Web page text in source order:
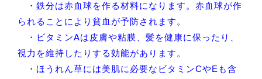
・鉄分は赤血球を作る材料になります。赤血球が作
られることにより貧血が予防されます。
・ビタミンAは皮膚や粘膜、髪を健康に保ったり、
視力を維持したりする効能があります。
・ほうれん草には美肌に必要なビタミンCやEも含